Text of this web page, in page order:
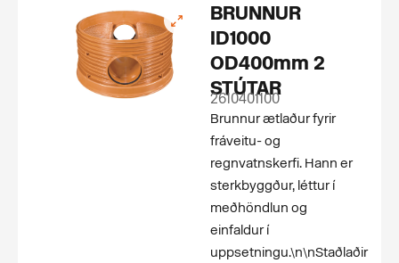
BRUNNUR
ID1000
OD400mm 2
STÚTAR
2610401100
Brunnur ætlaður fyrir
fráveitu- og
regnvatnskerfi. Hann er
sterkbyggður, léttur í
meðhöndlun og
einfaldur í
uppsetningu.\n\nStaðlaðir